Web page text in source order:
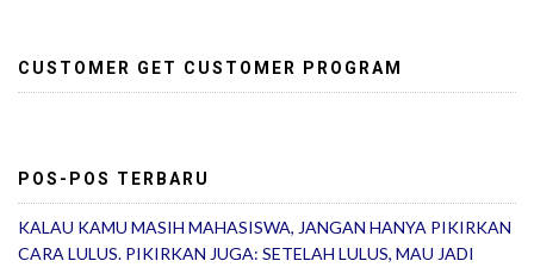
CUSTOMER GET CUSTOMER PROGRAM
POS-POS TERBARU
KALAU KAMU MASIH MAHASISWA, JANGAN HANYA PIKIRKAN
CARA LULUS. PIKIRKAN JUGA: SETELAH LULUS, MAU JADI